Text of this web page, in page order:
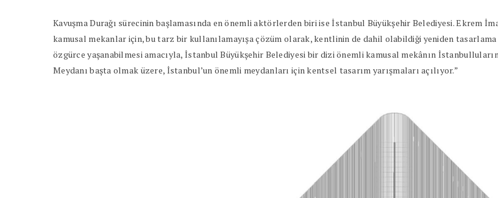
Kavuşma Durağı sürecinin başlamasında en önemli aktörlerden biri ise İstanbul Büyükşehir Belediyesi. Ekrem
kamusal mekanlar için, bu tarz bir kullanılamayışa çözüm olarak, kentlinin de dahil olabildiği yeniden
özgürce yaşanabilmesi amacıyla, İstanbul Büyükşehir Belediyesi bir dizi önemli kamusal mekânın
Meydanı başta olmak üzere, İstanbul’un önemli meydanları için kentsel tasarım yarışmaları açılıyor.”